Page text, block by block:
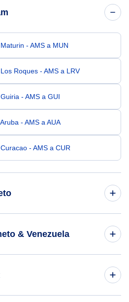
- AMS a MUN
Roques - AMS a LRV
- AMS a GUI
- AMS a AUA
- AMS a CUR
- CCM a BRM
& Venezuela